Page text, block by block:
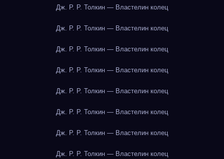
Дж. Р. Р. Толкин — Властелин колец
Дж. Р. Р. Толкин — Властелин колец
Дж. Р. Р. Толкин — Властелин колец
Дж. Р. Р. Толкин — Властелин колец
Дж. Р. Р. Толкин — Властелин колец
Дж. Р. Р. Толкин — Властелин колец
Дж. Р. Р. Толкин — Властелин колец
Дж. Р. Р. Толкин — Властелин колец